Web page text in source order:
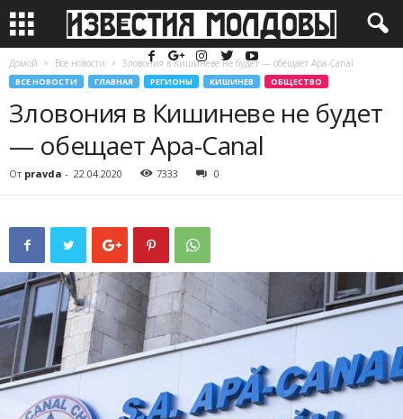
Домой Все новости Зловония в Кишиневе не будет — обещает Apa-Canal
ВСЕ НОВОСТИ ГЛАВНАЯ РЕГИОНЫ КИШИНЕВ ОБЩЕСТВО
Зловония в Кишиневе не будет
— обещает Apa-Canal
От pravda - 22.04.2020 7333 0